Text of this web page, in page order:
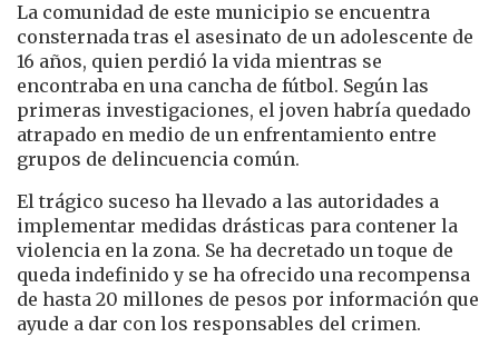
La comunidad de este municipio se encuentra
consternada tras el asesinato de un adolescente de
16 años, quien perdió la vida mientras se
encontraba en una cancha de fútbol. Según las
primeras investigaciones, el joven habría quedado
atrapado en medio de un enfrentamiento entre
grupos de delincuencia común.
El trágico suceso ha llevado a las autoridades a
implementar medidas drásticas para contener la
violencia en la zona. Se ha decretado un toque de
queda indefinido y se ha ofrecido una recompensa
de hasta 20 millones de pesos por información que
ayude a dar con los responsables del crimen.